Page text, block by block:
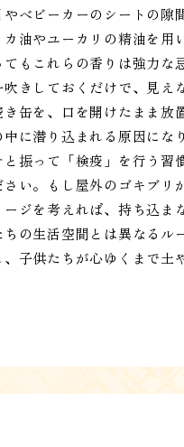
ベビーカーのシートの隙
油やユーカリの精油を用
もこれらの香りは強力な
きしておくだけで、見え
缶を、口を開けたまま放
に潜り込まれる原因にな
振って「検疫」を行う習
い。もし屋外のゴキブリ
ジを考えれば、持ち込ま
の生活空間とは異なるル
子供たちが心ゆくまで土